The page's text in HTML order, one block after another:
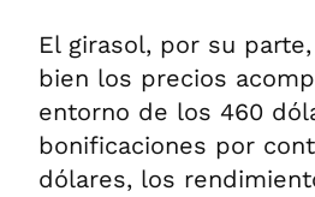
El girasol, por su
bien los precios
entorno de los 460
bonificaciones por
dólares, los